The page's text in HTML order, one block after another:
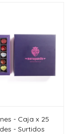
- Caja x 25
- Surtidos